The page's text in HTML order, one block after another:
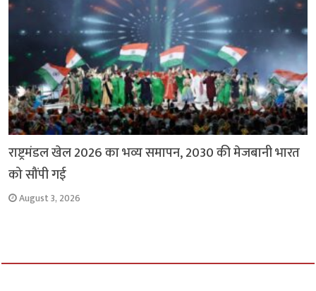
राष्ट्रमंडल खेल 2026 का भव्य समापन, 2030 की मेजबानी भारत
को सौंपी गई
August 3, 2026